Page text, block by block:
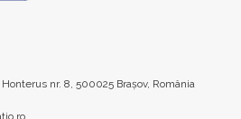
nr. 8, 500025 Brașov, România